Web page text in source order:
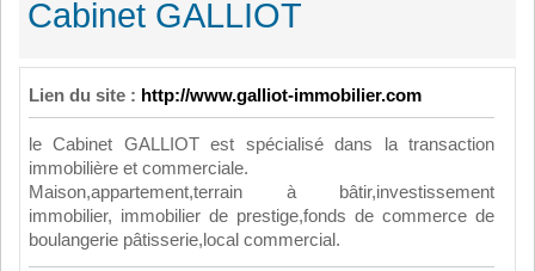
Cabinet GALLIOT
Lien du site : http://www.galliot-immobilier.com
le Cabinet GALLIOT est spécialisé dans la transaction
immobilière et commerciale.
Maison,appartement,terrain à bâtir,investissement
immobilier, immobilier de prestige,fonds de commerce de
boulangerie pâtisserie,local commercial.